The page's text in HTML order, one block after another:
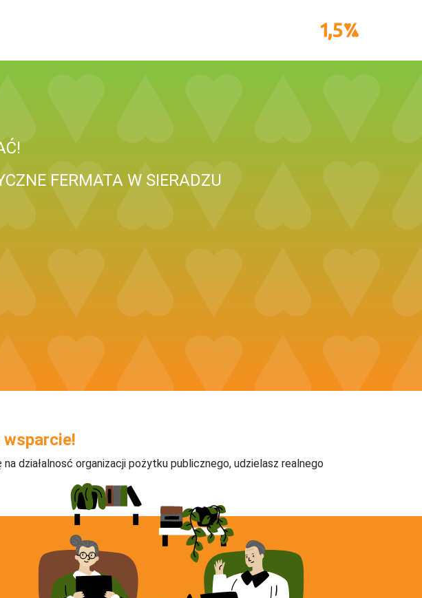
FERMATA W SIERADZU
wsparcie!
działalnosć organizacji pożytku publicznego, udzielasz realnego